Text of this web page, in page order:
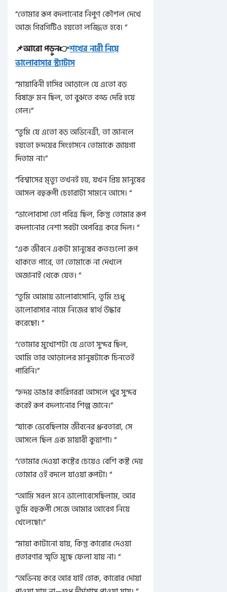
“তোমার রূপ বদলানোর নিপুণ কৌশল দেখে
আজ গিরগিটিও হয়তো লজ্জিত হবে। “
📌আরো পড়ুন👉শখের নারী নিয়ে
ভালোবাসার স্ট্যাটাস
“মায়াবিনী হাসির আড়ালে যে এতো বড়
বিষাক্ত মন ছিল, তা বুঝতে বড্ড দেরি হয়ে
গেল।”
“তুমি যে এতো বড় অভিনেত্রী, তা জানলে
হয়তো হৃদয়ের সিংহাসনে তোমাকে জায়গা
দিতাম না।”
“বিশ্বাসের মৃত্যু তখনই হয়, যখন প্রিয় মানুষের
আসল বহুরূপী চেহারাটা সামনে আসে। “
“ভালোবাসা তো পবিত্র ছিল, কিন্তু তোমার রূপ
বদলানোর নেশা সবটা অপবিত্র করে দিল। “
“এক জীবনে একটা মানুষের কতগুলো রূপ
থাকতে পারে, তা তোমাকে না দেখলে
অজানাই থেকে যেত। “
“তুমি আমায় ভালোবাসোনি, তুমি শুধু
ভালোবাসার নামে নিজের স্বার্থ উদ্ধার
করেছো। “
“তোমার মুখোশটা যে এতো সুন্দর ছিল,
আমি তার আড়ালের মানুষটাকে চিনতেই
পারিনি।”
“হৃদয় ভাঙার কারিগররা আসলে খুব সুন্দর
করেই রূপ বদলানোর শিল্প জানে।”
“যাকে ভেবেছিলাম জীবনের ধ্রুবতারা, সে
আসলে ছিল এক মায়াবী কুয়াশা। “
“তোমার দেওয়া কষ্টের চেয়েও বেশি কষ্ট দেয়
তোমার ওই বদলে যাওয়া রূপটা। “
“আমি সরল মনে ভালোবেসেছিলাম, আর
তুমি বহুরূপী সেজে আমার আবেগ নিয়ে
খেলেছো।”
“মায়া কাটানো যায়, কিন্তু কারোর দেওয়া
প্রতারণার স্মৃতি মুছে ফেলা যায় না। “
“অভিনয় করে আর যাই হোক, কারোর দোয়া